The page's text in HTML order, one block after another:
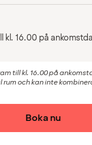
kl. 16.00 på
till kl. 16.00 på
och kan inte
Boka nu